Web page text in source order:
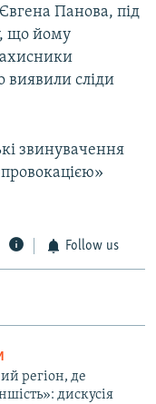
Панова, під
що йому
виявили сліди
звинувачення
Follow us
регіон, де
дискусія